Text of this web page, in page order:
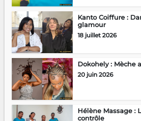
Kanto Coiffure :
glamour
18 juillet 2026
Dokohely : Mèche
20 juin 2026
Hélène Massage :
contrôle